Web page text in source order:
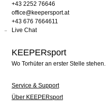
+43 2252 76646
office@keepersport.at
+43 676 7664611
Live Chat
KEEPERsport
Wo Torhüter an erster Stelle stehen.
Service & Support
Über KEEPERsport